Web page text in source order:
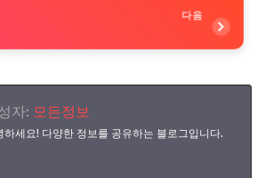
다음
자: 모든정보
하세요! 다양한 정보를 공유하는 블로그입니다.